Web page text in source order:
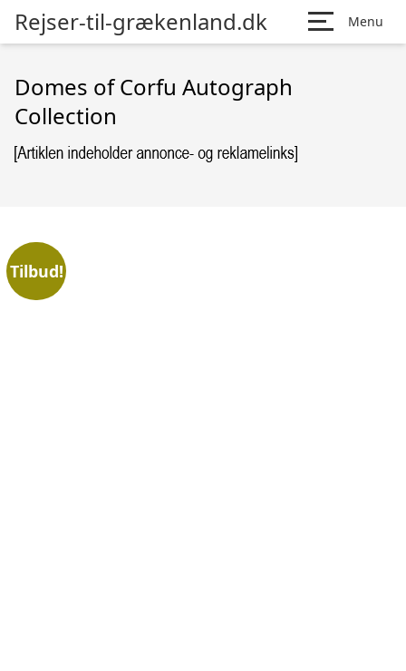
Rejser-til-grækenland.dk Menu
Domes of Corfu Autograph
Collection
Tilbud!